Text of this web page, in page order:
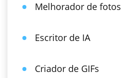
Melhorador de fotos
Escritor de IA
Criador de GIFs